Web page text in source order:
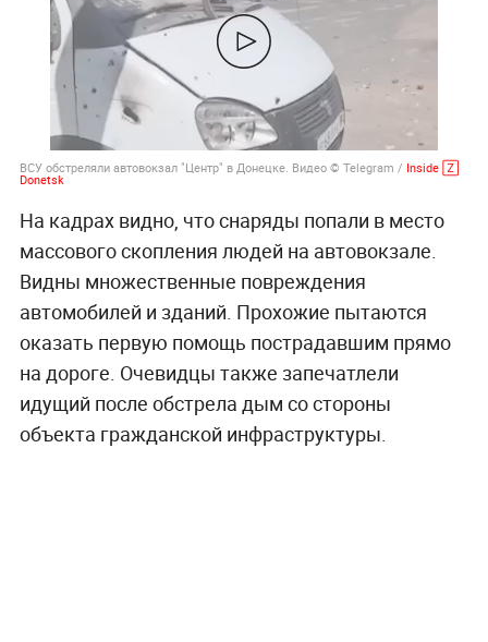
ВСУ обстреляли автовокзал "Центр" в Донецке. Видео © Telegram / Inside 🅉
Donetsk
На кадрах видно, что снаряды попали в место
массового скопления людей на автовокзале.
Видны множественные повреждения
автомобилей и зданий. Прохожие пытаются
оказать первую помощь пострадавшим прямо
на дороге. Очевидцы также запечатлели
идущий после обстрела дым со стороны
объекта гражданской инфраструктуры.